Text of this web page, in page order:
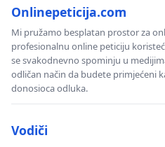
Onlinepeticija.com
Mi pružamo besplatan prostor za
profesionalnu online peticiju
se svakodnevno spominju u
odličan način da budete primjećeni
donosioca odluka.
Vodiči